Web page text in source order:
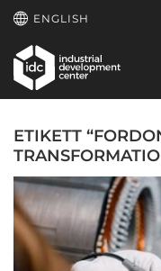
Hoppa till
ENGLISH
ETIKETT